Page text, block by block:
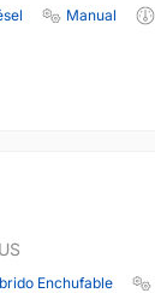
Manual
Enchufable